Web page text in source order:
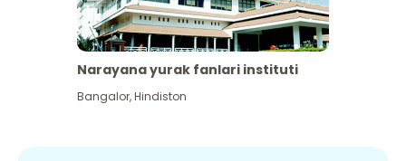
Narayana yurak fanlari instituti
Bangalor,Hindiston